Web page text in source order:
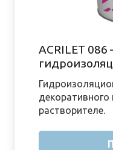
ACRILET
растворителе.